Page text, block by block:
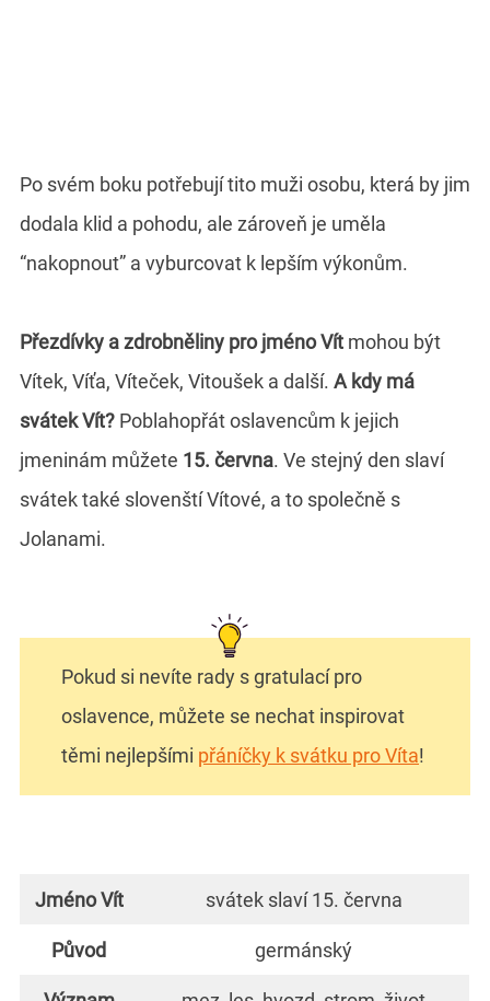
Po svém boku potřebují tito muži osobu, která by jim
dodala klid a pohodu, ale zároveň je uměla
“nakopnout” a vyburcovat k lepším výkonům.
Přezdívky a zdrobněliny pro jméno Vít mohou být
Vítek, Víťa, Víteček, Vitoušek a další. A kdy má
svátek Vít? Poblahopřát oslavencům k jejich
jmeninám můžete 15. června. Ve stejný den slaví
svátek také slovenští Vítové, a to společně s
Jolanami.
Pokud si nevíte rady s gratulací pro
oslavence, můžete se nechat inspirovat
těmi nejlepšími přáníčky k svátku pro Víta!
Jméno Vít svátek slaví 15. června
Původ germánský